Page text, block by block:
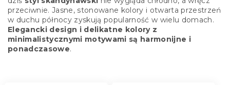
przeciwnie. Jasne, stonowane kolory i otwarta przestrzeń
w duchu północy zyskują popularność w wielu domach.
Elegancki design i delikatne kolory z
minimalistycznymi motywami są harmonijne i
ponadczasowe.